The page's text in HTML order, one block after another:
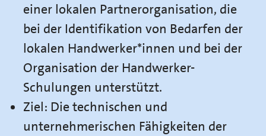
einer lokalen Partnerorganisation, die
bei der Identifikation von Bedarfen der
lokalen Handwerker*innen und bei der
Organisation der Handwerker-
Schulungen unterstützt.
Ziel: Die technischen und
unternehmerischen Fähigkeiten der